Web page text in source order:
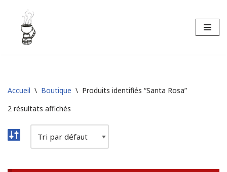
Aller
Accueil \ Boutique \ Produits identifiés “Santa Rosa”
2 résultats affichés